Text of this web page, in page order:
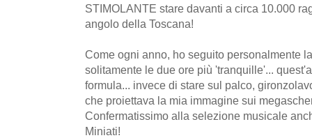
STIMOLANTE stare davanti a circa 10.000
angolo della Toscana!
Come ogni anno, ho seguito personalmente
solitamente le due ore più 'tranquille'...
formula... invece di stare sul palco,
che proiettava la mia immagine sui
Confermatissimo alla selezione musicale
Miniati!